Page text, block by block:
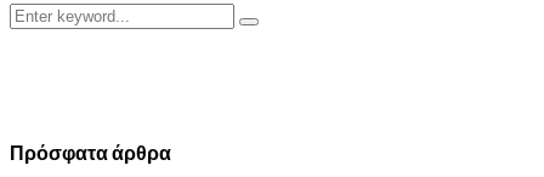
Search
for:
Search
Πρόσφατα άρθρα